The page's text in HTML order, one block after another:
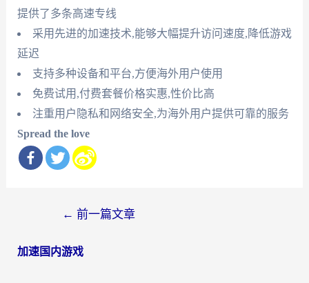
提供了多条高速专线
采用先进的加速技术,能够大幅提升访问速度,降低游戏
延迟
支持多种设备和平台,方便海外用户使用
免费试用,付费套餐价格实惠,性价比高
注重用户隐私和网络安全,为海外用户提供可靠的服务
Spread the love
导
← 前一篇文章
加速国内游戏